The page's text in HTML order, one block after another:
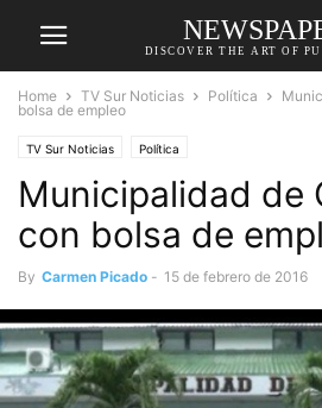
DISCOVER THE ART OF
Home TV Sur Noticias Política
bolsa de empleo
TV Sur Noticias Política
Municipalidad de
con bolsa de
By Carmen Picado - 15 de febrero de 2016